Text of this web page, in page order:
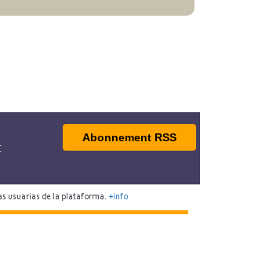
Abonnement RSS
usuarias de la plataforma. +info